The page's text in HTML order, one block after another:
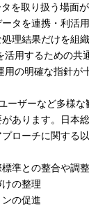
を取り扱う場面
タを連携・利活
理結果だけを組
用するための共
の明確な指針
ザーなど多様
あります。日本
ローチに関する
準との整合や調整
の整理
の促進